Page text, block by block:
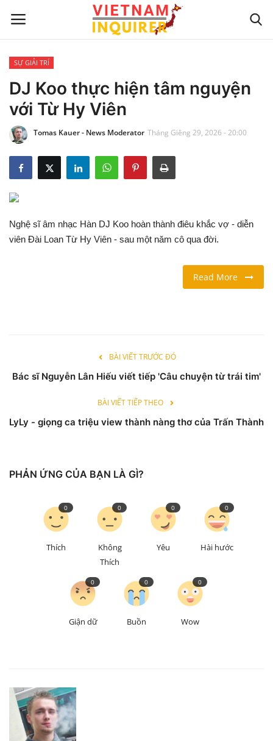
Trang chủ
Liên hệ
TIN TỨC THẾ GIỚI
CẬP NHẬT
CÔNG NGHỆ
English Vietnamese
SỰ GIẢI TRÍ
DJ Koo thực hiện tâm nguyện
với Từ Hy Viên
Tomas Kauer - News Moderator Tháng Giêng 29, 2026 - 20:00
Nghệ sĩ âm nhạc Hàn DJ Koo hoàn thành điêu khắc vợ - diễn
viên Đài Loan Từ Hy Viên - sau một năm cô qua đời.
Read More
BÀI VIẾT TRƯỚC ĐÓ
Bác sĩ Nguyễn Lân Hiếu viết tiếp 'Câu chuyện từ trái tim'
BÀI VIẾT TIẾP THEO
LyLy - giọng ca triệu view thành nàng thơ của Trấn Thành
PHẢN ỨNG CỦA BẠN LÀ GÌ?
Thích
0
Không
Thích
0
Yêu
0
Hài hước
0
Giận dữ
0
Buồn
0
Wow
0